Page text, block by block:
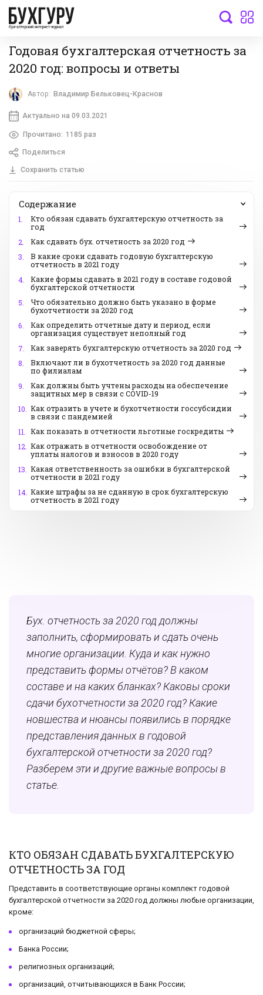
бухгалтерский интернет-журнал
Годовая бухгалтерская отчетность за
2020 год: вопросы и ответы
Автор: Владимир Бельковец-Краснов
Актуально на 09.03.2021
Прочитано: 1185 раз
Поделиться
Сохранить статью
Содержание
1.
Кто обязан сдавать бухгалтерскую отчетность за
год
2.
Как сдавать бух. отчетность за 2020 год
3.
В какие сроки сдавать годовую бухгалтерскую
отчетность в 2021 году
4.
Какие формы сдавать в 2021 году в составе годовой
бухгалтерской отчетности
5.
Что обязательно должно быть указано в форме
бухотчетности за 2020 год
6.
Как определить отчетные дату и период, если
организация существует неполный год
7.
Как заверять бухгалтерскую отчетность за 2020 год
8.
Включают ли в бухотчетность за 2020 год данные
по филиалам
9.
Как должны быть учтены расходы на обеспечение
защитных мер в связи с COVID-19
10. Как отразить в учете и бухотчетности госсубсидии
в связи с пандемией
11. Как показать в отчетности льготные госкредиты
12. Как отражать в отчетности освобождение от
уплаты налогов и взносов в 2020 году
13. Какая ответственность за ошибки в бухгалтерской
отчетности в 2021 году
14. Какие штрафы за не сданную в срок бухгалтерскую
отчетность в 2021 году
Бух. отчетность за 2020 год должны
заполнить, сформировать и сдать очень
многие организации. Куда и как нужно
представить формы отчётов? В каком
составе и на каких бланках? Каковы сроки
сдачи бухотчетности за 2020 год? Какие
новшества и нюансы появились в порядке
представления данных в годовой
бухгалтерской отчетности за 2020 год?
Разберем эти и другие важные вопросы в
статье.
КТО ОБЯЗАН СДАВАТЬ БУХГАЛТЕРСКУЮ
ОТЧЕТНОСТЬ ЗА ГОД
Представить в соответствующие органы комплект годовой
бухгалтерской отчетности за 2020 год должны любые организации,
кроме:
организаций бюджетной сферы;
Банка России;
религиозных организаций;
организаций, отчитывающихся в Банк России;